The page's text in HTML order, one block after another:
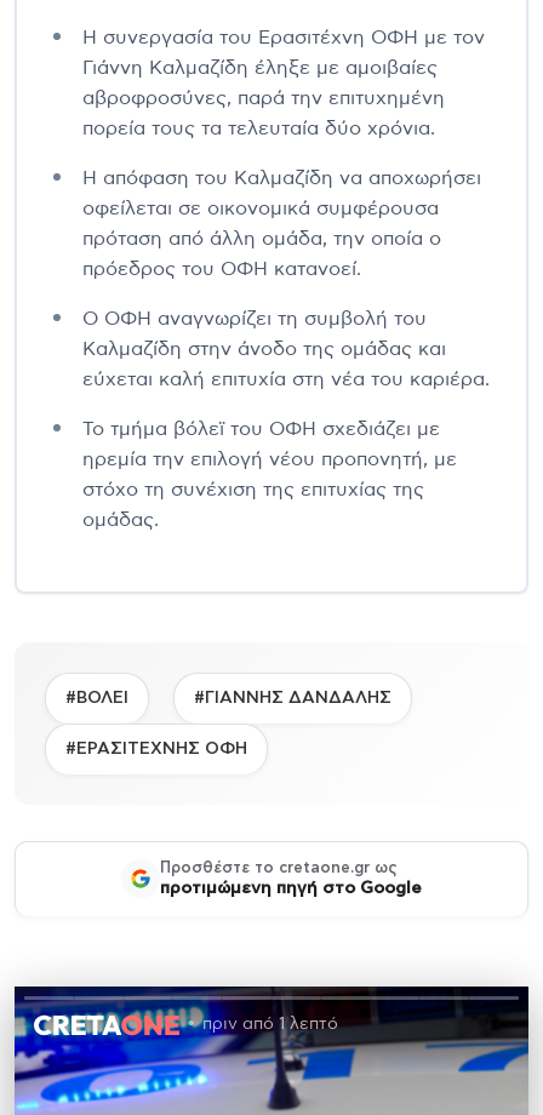
Η συνεργασία του Ερασιτέχνη ΟΦΗ με τον
Γιάννη Καλμαζίδη έληξε με αμοιβαίες
αβροφροσύνες, παρά την επιτυχημένη
πορεία τους τα τελευταία δύο χρόνια.
Η απόφαση του Καλμαζίδη να αποχωρήσει
οφείλεται σε οικονομικά συμφέρουσα
πρόταση από άλλη ομάδα, την οποία ο
πρόεδρος του ΟΦΗ κατανοεί.
Ο ΟΦΗ αναγνωρίζει τη συμβολή του
Καλμαζίδη στην άνοδο της ομάδας και
εύχεται καλή επιτυχία στη νέα του καριέρα.
Το τμήμα βόλεϊ του ΟΦΗ σχεδιάζει με
ηρεμία την επιλογή νέου προπονητή, με
στόχο τη συνέχιση της επιτυχίας της
ομάδας.
#ΒΟΛΕΙ #ΓΙΑΝΝΗΣ ΔΑΝΔΑΛΗΣ
#ΕΡΑΣΙΤΕΧΝΗΣ ΟΦΗ
Προσθέστε το cretaone.gr ως
προτιμώμενη πηγή στο Google
πριν από 1 λεπτό